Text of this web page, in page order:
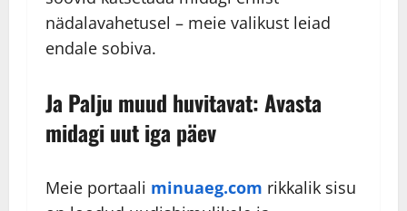
nädalavahetusel – meie valikust leiad
endale sobiva.
Ja Palju muud huvitavat: Avasta
midagi uut iga päev
Meie portaali minuaeg.com rikkalik sisu